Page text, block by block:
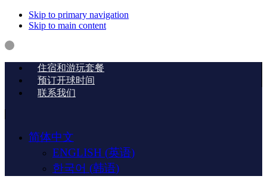
Skip to primary navigation
Skip to main content
住宿和游玩套餐
预订开球时间
联系我们
简体中文
ENGLISH (英语)
한국어 (韩语)